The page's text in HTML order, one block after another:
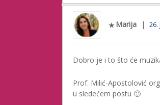
Marija 26.
Dobro je i to što će
Prof. Milić-Apostolović
u sledećem postu 🙂